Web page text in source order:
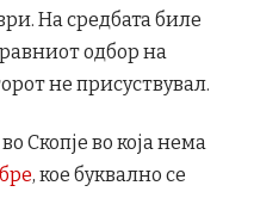
На средбата биле
одбор на
не присуствувал.
Скопје во која нема
, кое буквално се